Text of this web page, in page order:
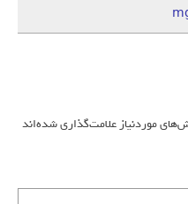
موردنیاز علامت‌گذاری شده‌اند